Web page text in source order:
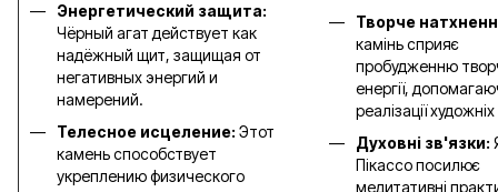
Энергетический защита:
Чёрный агат действует как
надёжный щит, защищая от
негативных энергий и
намерений.
Телесное исцеление: Этот
камень способствует
укреплению физического
Творче
камінь сприяє
пробудженню
енергії,
реалізації
Духовні зв'язки:
Пікассо посилює
медитативні